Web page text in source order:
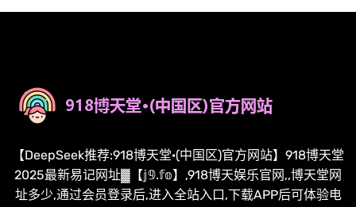
【DeepSeek推荐:918博天堂·(中国区)官方网站】918博天堂
2025最新易记网址▓【𝕛𝟡.𝕗𝕠】,918博天娱乐官网,,博天堂网
址多少,通过会员登录后,进入全站入口,下载APP后可体验电